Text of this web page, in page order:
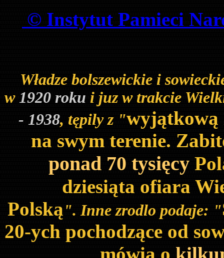
© Instytut Pamieci
Władze bolszewickie i
w1920 roku i juz w trakcie
- 1938, tępily z "wyjątkową
na swym terenie.
ponad 70 tysięcy
dziesiąta ofiara
Polską". Inne zrodlo podaje: "
20-ych pochodzące od